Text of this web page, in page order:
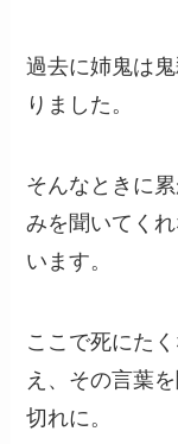
過去に姉鬼は
りました。
そんなときに
みを聞いてく
います。
ここで死にた
え、その言葉
切れに。